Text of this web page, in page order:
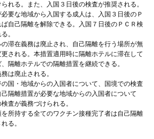
れる。また、入国３日後の検査が推奨される。
必要な地域から入国する成人は、入国３日後のＰ
自己隔離を解除できる。入国７日後のＰＣＲ検
。
の滞在義務は廃止され、自己隔離を行う場所が無
される。本措置適用時に隔離ホテルに滞在して
隔離ホテルでの隔離措置を継続できる。
は廃止される。
の国・地域からの入国者について、国境での検査
隔離措置が必要な地域からの入国者について
査が義務づけられる。
を所持する全てのワクチン接種完了者は自己隔離
る。